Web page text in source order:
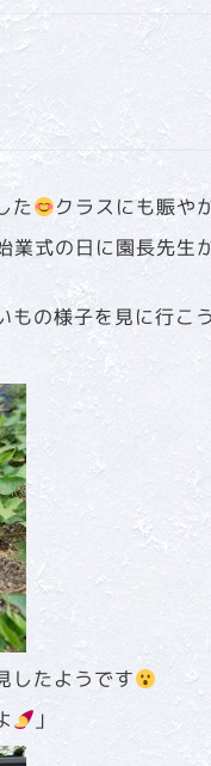
た クラスにも賑や
業式の日に園長先生
もの様子を見に行こ
したようです
」